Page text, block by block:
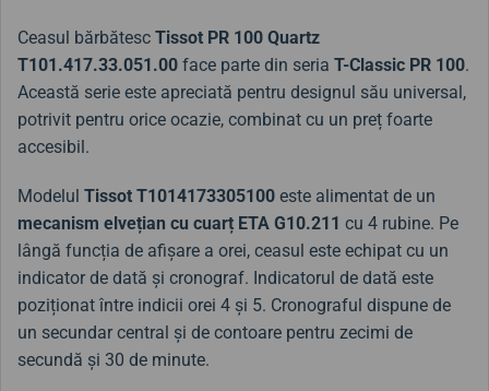
Ceasul bărbătesc Tissot PR 100 Quartz
T101.417.33.051.00 face parte din seria T-Classic PR 100.
Această serie este apreciată pentru designul său universal,
potrivit pentru orice ocazie, combinat cu un preț foarte
accesibil.
Modelul Tissot T1014173305100 este alimentat de un
mecanism elvețian cu cuarț ETA G10.211 cu 4 rubine. Pe
lângă funcția de afișare a orei, ceasul este echipat cu un
indicator de dată și cronograf. Indicatorul de dată este
poziționat între indicii orei 4 și 5. Cronograful dispune de
un secundar central și de contoare pentru zecimi de
secundă și 30 de minute.